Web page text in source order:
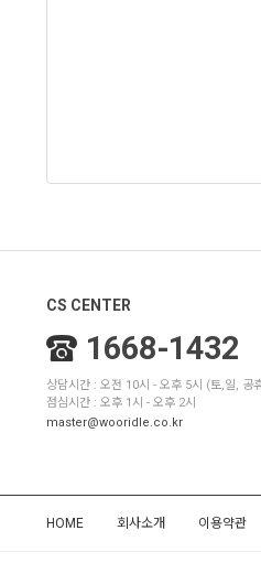
CS CENTER
1668-1432
상담시간 : 오전 10시 - 오후 5시 (토,일, 공
점심시간 : 오후 1시 - 오후 2시
master@wooridle.co.kr
HOME 회사소개 이용약관